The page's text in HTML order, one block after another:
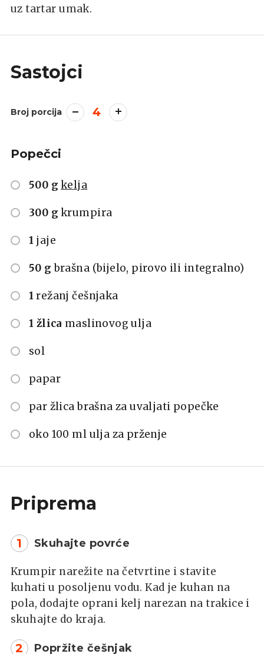
uz tartar umak.
Sastojci
Broj porcija 4
Popečci
500 g kelja
300 g krumpira
1 jaje
50 g brašna (bijelo, pirovo ili integralno)
1 režanj češnjaka
1 žlica maslinovog ulja
sol
papar
par žlica brašna za uvaljati popečke
oko 100 ml ulja za prženje
Priprema
1 Skuhajte povrće
Krumpir narežite na četvrtine i stavite
kuhati u posoljenu vodu. Kad je kuhan na
pola, dodajte oprani kelj narezan na trakice i
skuhajte do kraja.
2 Popržite češnjak